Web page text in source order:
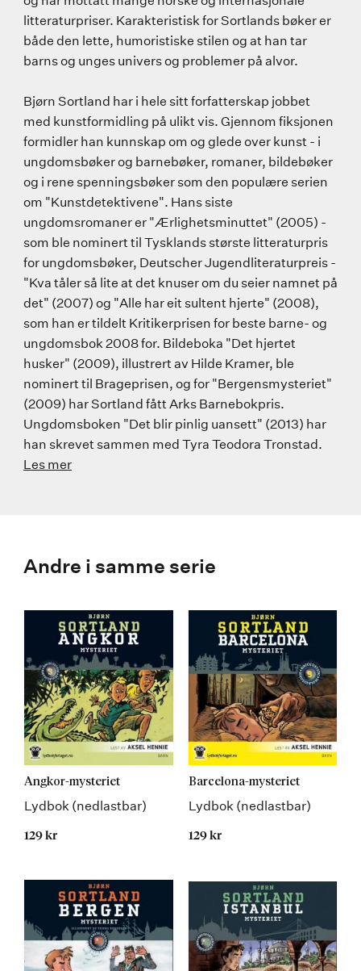
litteraturpriser. Karakteristisk for Sortlands bøker er
både den lette, humoristiske stilen og at han tar
barns og unges univers og problemer på alvor.
Bjørn Sortland har i hele sitt forfatterskap jobbet
med kunstformidling på ulikt vis. Gjennom fiksjonen
formidler han kunnskap om og glede over kunst - i
ungdomsbøker og barnebøker, romaner, bildebøker
og i rene spenningsbøker som den populære serien
om "Kunstdetektivene". Hans siste
ungdomsromaner er "Ærlighetsminuttet" (2005) -
som ble nominert til Tysklands største litteraturpris
for ungdomsbøker, Deutscher Jugendliteraturpreis -
"Kva tåler så lite at det knuser om du seier namnet på
det" (2007) og "Alle har eit sultent hjerte" (2008),
som han er tildelt Kritikerprisen for beste barne- og
ungdomsbok 2008 for. Bildeboka "Det hjertet
husker" (2009), illustrert av Hilde Kramer, ble
nominert til Brageprisen, og for "Bergensmysteriet"
(2009) har Sortland fått Arks Barnebokpris.
Ungdomsboken "Det blir pinlig uansett" (2013) har
han skrevet sammen med Tyra Teodora Tronstad.
Les mer
Andre i samme serie
Angkor-mysteriet
Lydbok (nedlastbar)
129 kr
Barcelona-mysteriet
Lydbok (nedlastbar)
129 kr